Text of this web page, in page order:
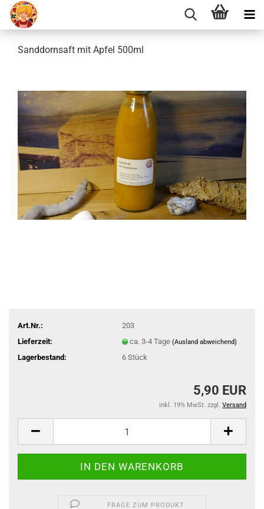
Sanddornsaft mit Apfel 500ml
Art.Nr.:
203
Lieferzeit:
ca. 3-4 Tage (Ausland abweichend)
Lagerbestand: 6 Stück
5,90 EUR
inkl. 19% MwSt. zzgl. Versand
FRAGE ZUM PRODUKT